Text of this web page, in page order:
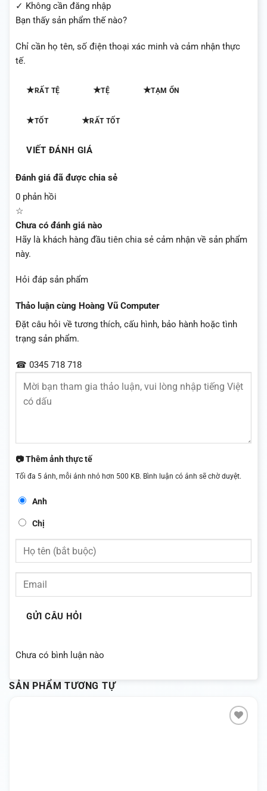
✓ Không cần đăng nhập
Bạn thấy sản phẩm thế nào?
Chỉ cần họ tên, số điện thoại xác minh và cảm nhận thực
tế.
★RẤT TỆ ★TỆ ★TẠM ỔN
★TỐT ★RẤT TỐT
VIẾT ĐÁNH GIÁ
Đánh giá đã được chia sẻ
0 phản hồi
☆
Chưa có đánh giá nào
Hãy là khách hàng đầu tiên chia sẻ cảm nhận về sản phẩm
này.
Hỏi đáp sản phẩm
Thảo luận cùng Hoàng Vũ Computer
Đặt câu hỏi về tương thích, cấu hình, bảo hành hoặc tình
trạng sản phẩm.
☎ 0345 718 718
📷 Thêm ảnh thực tế
Tối đa 5 ảnh, mỗi ảnh nhỏ hơn 500 KB. Bình luận có ảnh sẽ chờ duyệt.
Anh
Chị
GỬI CÂU HỎI
Chưa có bình luận nào
SẢN PHẨM TƯƠNG TỰ